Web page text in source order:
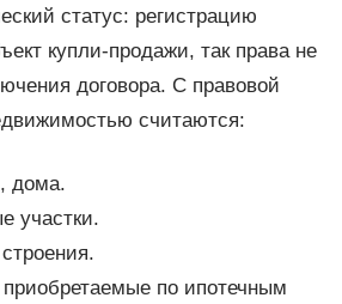
статус: регистрацию
купли-продажи, так права не
договора. С правовой
считаются:
дома.
участки.
по ипотечным